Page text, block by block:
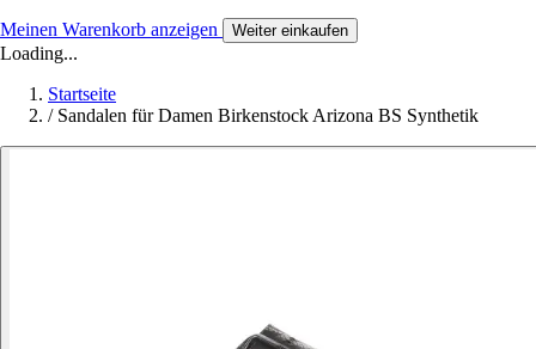
Meinen Warenkorb anzeigen Weiter einkaufen
Loading...
Startseite
/ Sandalen für Damen Birkenstock Arizona BS Synthetik